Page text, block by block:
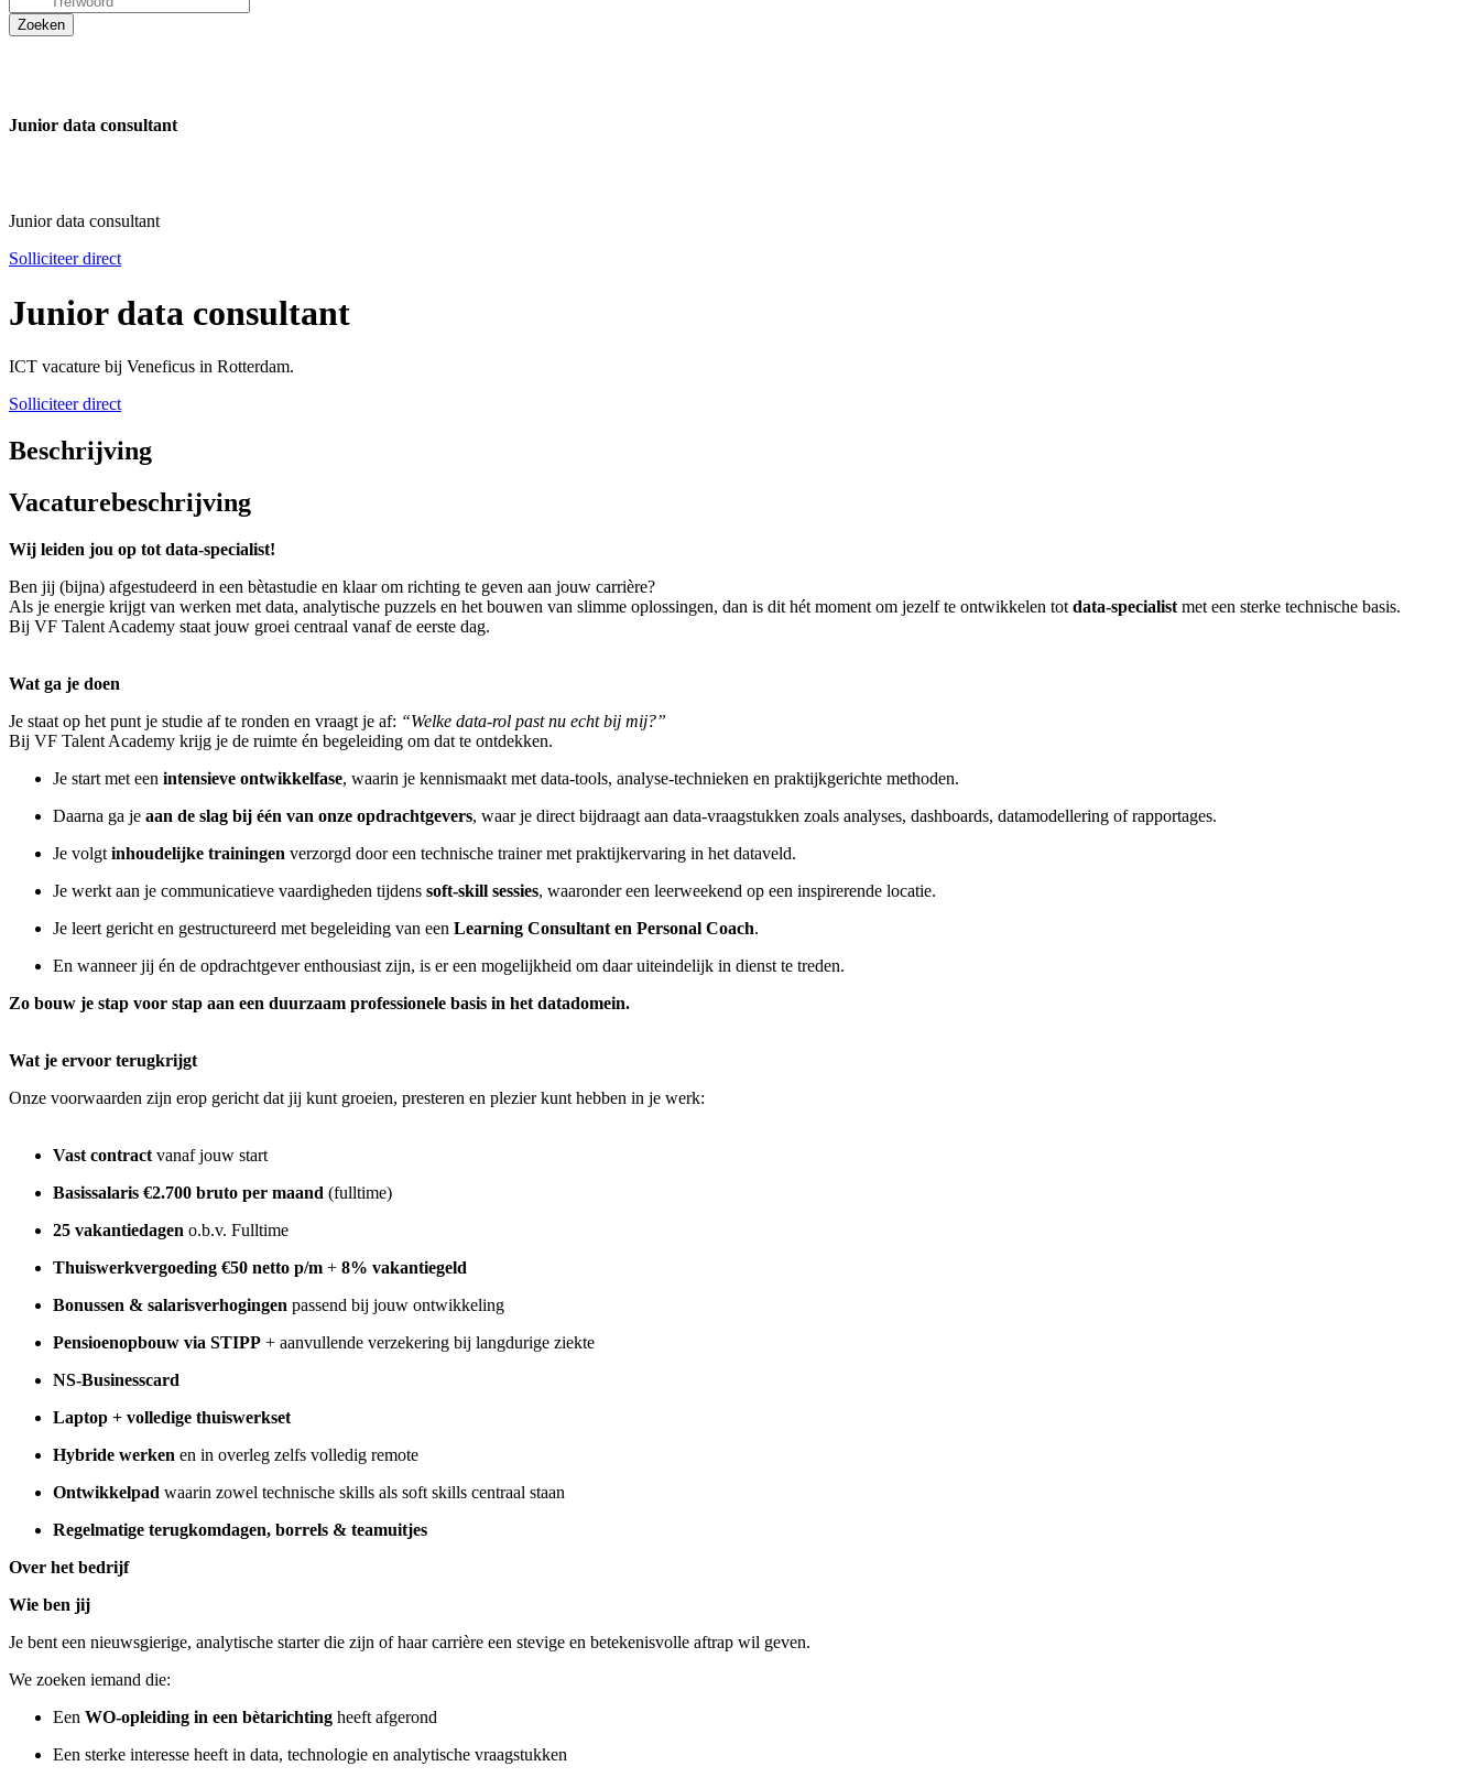
Junior data consultant
Junior data consultant
Solliciteer direct
Junior data consultant
ICT vacature bij Veneficus in Rotterdam.
Solliciteer direct
Beschrijving
Vacaturebeschrijving
Wij leiden jou op tot data-specialist!
Ben jij (bijna) afgestudeerd in een bètastudie en klaar om richting te geven aan jouw carrière?
Als je energie krijgt van werken met data, analytische puzzels en het bouwen van slimme oplossingen, dan is dit hét moment om jezelf te ontwikkelen tot data-specialist met een sterke technische basis.
Bij VF Talent Academy staat jouw groei centraal vanaf de eerste dag.
Wat ga je doen
Je staat op het punt je studie af te ronden en vraagt je af: “Welke data-rol past nu echt bij mij?”
Bij VF Talent Academy krijg je de ruimte én begeleiding om dat te ontdekken.
Je start met een intensieve ontwikkelfase, waarin je kennismaakt met data-tools, analyse-technieken en praktijkgerichte methoden.
Daarna ga je aan de slag bij één van onze opdrachtgevers, waar je direct bijdraagt aan data-vraagstukken zoals analyses, dashboards, datamodellering of rapportages.
Je volgt inhoudelijke trainingen verzorgd door een technische trainer met praktijkervaring in het dataveld.
Je werkt aan je communicatieve vaardigheden tijdens soft-skill sessies, waaronder een leerweekend op een inspirerende locatie.
Je leert gericht en gestructureerd met begeleiding van een Learning Consultant en Personal Coach.
En wanneer jij én de opdrachtgever enthousiast zijn, is er een mogelijkheid om daar uiteindelijk in dienst te treden.
Zo bouw je stap voor stap aan een duurzaam professionele basis in het datadomein.
Wat je ervoor terugkrijgt
Onze voorwaarden zijn erop gericht dat jij kunt groeien, presteren en plezier kunt hebben in je werk:
Vast contract vanaf jouw start
Basissalaris €2.700 bruto per maand (fulltime)
25 vakantiedagen o.b.v. Fulltime
Thuiswerkvergoeding €50 netto p/m + 8% vakantiegeld
Bonussen & salarisverhogingen passend bij jouw ontwikkeling
Pensioenopbouw via STIPP + aanvullende verzekering bij langdurige ziekte
NS-Businesscard
Laptop + volledige thuiswerkset
Hybride werken en in overleg zelfs volledig remote
Ontwikkelpad waarin zowel technische skills als soft skills centraal staan
Regelmatige terugkomdagen, borrels & teamuitjes
Over het bedrijf
Wie ben jij
Je bent een nieuwsgierige, analytische starter die zijn of haar carrière een stevige en betekenisvolle aftrap wil geven.
We zoeken iemand die:
Een WO-opleiding in een bètarichting heeft afgerond
Een sterke interesse heeft in data, technologie en analytische vraagstukken